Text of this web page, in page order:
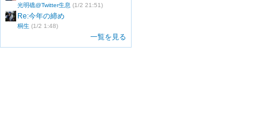
光明礁@Twitter生息 (1/2 21:51)
Re:今年の締め
桐生 (1/2 1:48)
一覧を見る